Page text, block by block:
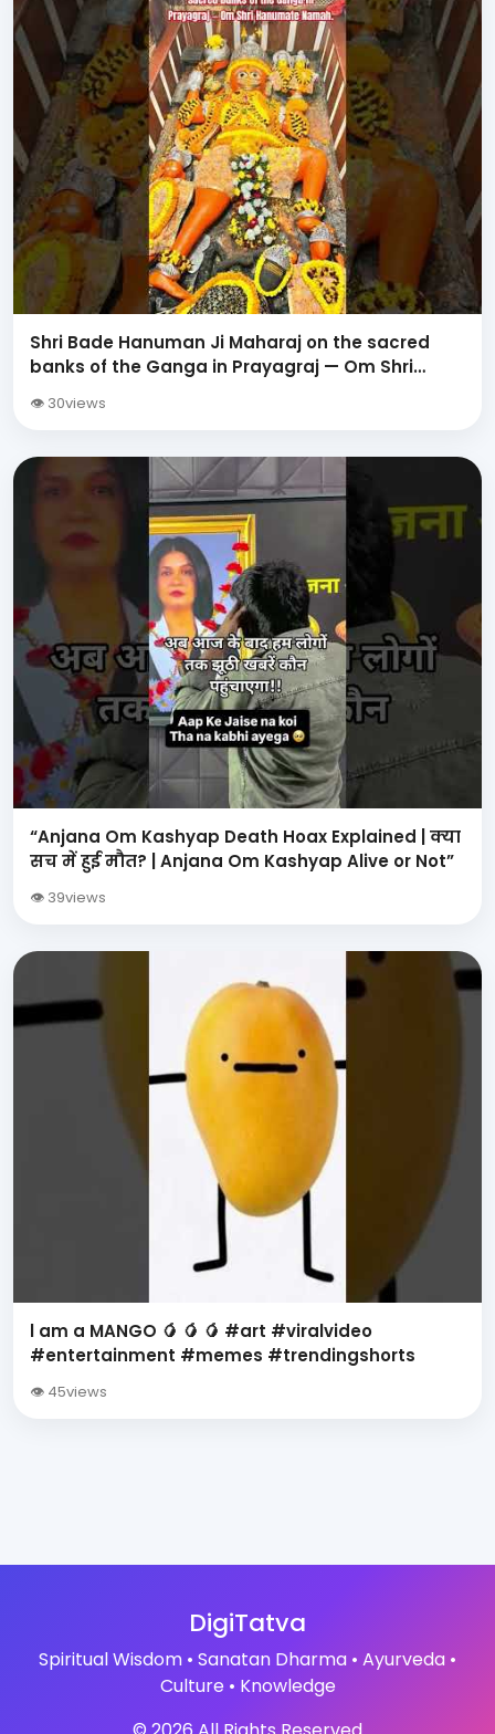
Shri Bade Hanuman Ji Maharaj on the sacred
banks of the Ganga in Prayagraj — Om Shri
👁 30views
“Anjana Om Kashyap Death Hoax Explained | क्या
सच में हुई मौत? | Anjana Om Kashyap Alive or Not”
👁 39views
l am a MANGO 🥭 🥭 🥭 #art #viralvideo
#entertainment #memes #trendingshorts
👁 45views
DigiTatva
Spiritual Wisdom • Sanatan Dharma • Ayurveda •
Culture • Knowledge